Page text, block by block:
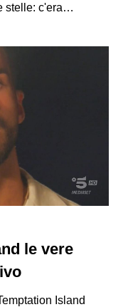
stelle: c'era…
le vere
Island